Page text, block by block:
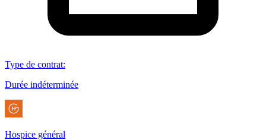
Type de contrat:
Durée indéterminée
Hospice général